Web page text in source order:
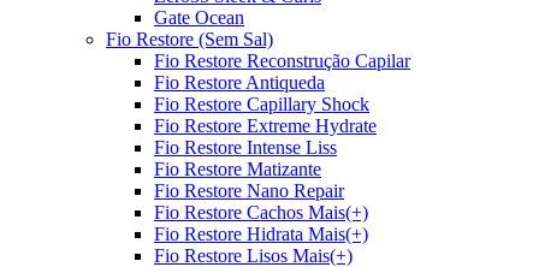
Gate Ocean
Fio Restore (Sem Sal)
Fio Restore Reconstrução Capilar
Fio Restore Antiqueda
Fio Restore Capillary Shock
Fio Restore Extreme Hydrate
Fio Restore Intense Liss
Fio Restore Matizante
Fio Restore Nano Repair
Fio Restore Cachos Mais(+)
Fio Restore Hidrata Mais(+)
Fio Restore Lisos Mais(+)